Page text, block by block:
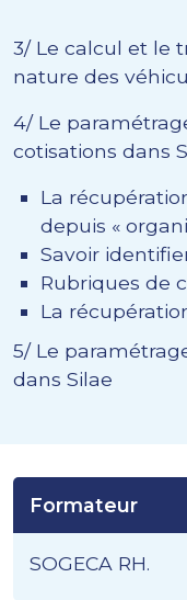
3/ Le calcul et le
nature des
4/ Le
cotisations dans
La
depuis «
Savoir
Rubriques de
La
5/ Le
dans Silae
Formateur
SOGECA RH.